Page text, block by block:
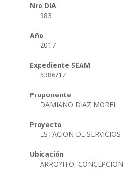
Nro DIA
983
Año
2017
Expediente SEAM
6386/17
Proponente
DAMIANO DIAZ MOREL
Proyecto
ESTACION DE SERVICIOS
Ubicación
ARROYITO, CONCEPCION